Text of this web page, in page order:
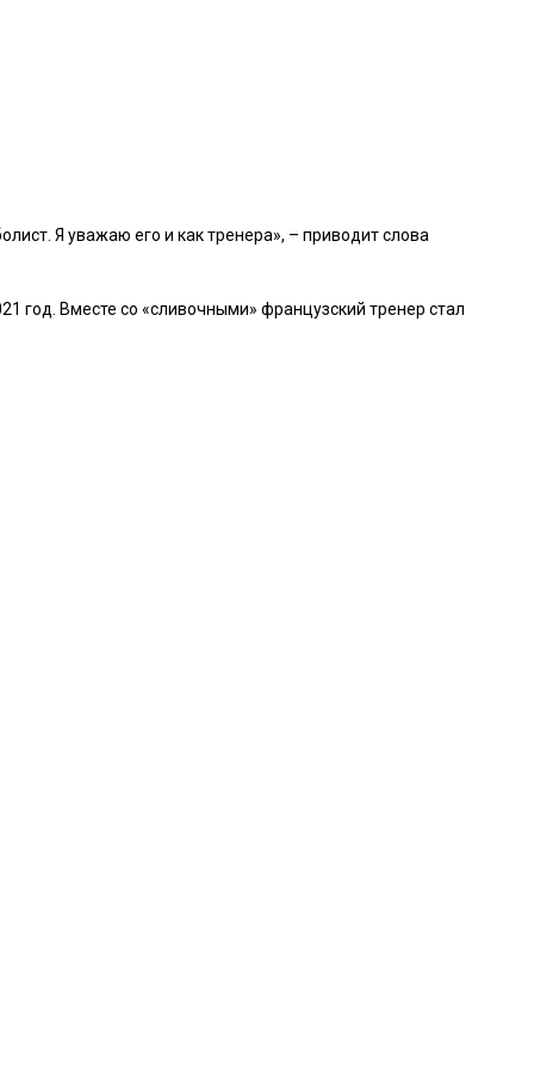
Я уважаю его и как тренера», – приводит слова
год. Вместе со «сливочными» французский тренер стал